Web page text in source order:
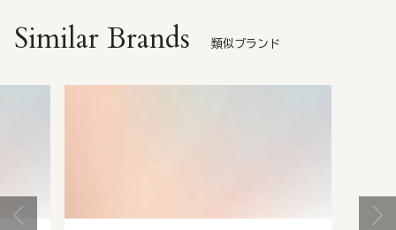
Similar Brands 類似ブランド